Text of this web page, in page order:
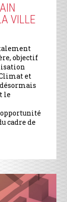
VILLE
objectif
et
le
cadre de